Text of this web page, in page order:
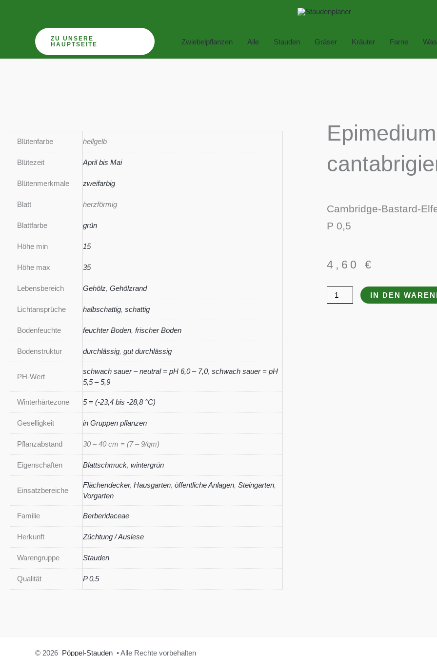
ZU UNSERE
HAUPTSEITE
Zwiebelpflanzen Alle Stauden Gräser Kräuter Farne
Blütenfarbe hellgelb
Blütezeit April bis Mai
Blütenmerkmale zweifarbig
Blatt herzförmig
Blattfarbe grün
Höhe min 15
Höhe max 35
Lebensbereich Gehölz, Gehölzrand
Lichtansprüche halbschattig, schattig
Bodenfeuchte feuchter Boden, frischer Boden
Bodenstruktur durchlässig, gut durchlässig
PH-Wert
schwach sauer – neutral = pH 6,0 – 7,0, schwach sauer = pH
5,5 – 5,9
Winterhärtezone 5 = (-23,4 bis -28,8 °C)
Geselligkeit in Gruppen pflanzen
Pflanzabstand 30 – 40 cm = (7 – 9/qm)
Eigenschaften Blattschmuck, wintergrün
Einsatzbereiche
Flächendecker, Hausgarten, öffentliche Anlagen, Steingarten,
Vorgarten
Familie Berberidaceae
Herkunft Züchtung / Auslese
Warengruppe Stauden
Qualität P 0,5
Cambridge-Bastard-
P 0,5
4,60 €
Epimedium
x
IN DEN
© 2026 Pöppel-Stauden • Alle Rechte vorbehalten